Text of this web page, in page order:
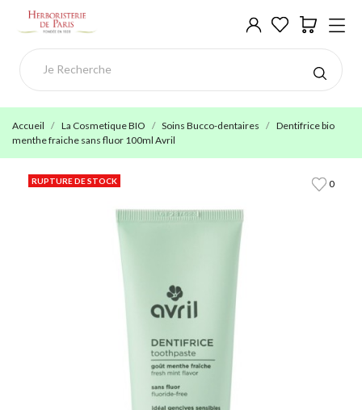
Accueil La Cosmetique BIO Soins Bucco-dentaires
Dentifrice bio
menthe fraiche sans fluor 100ml Avril
0
RUPTURE DE STOCK